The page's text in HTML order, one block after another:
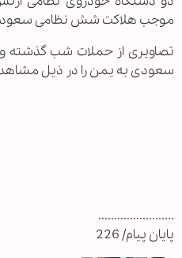
موجب هلاکت شش نظامی
تصاویری از حملات شب گذشته و
سعودی به یمن را در ذیل
........................
پایان پیام/ 226